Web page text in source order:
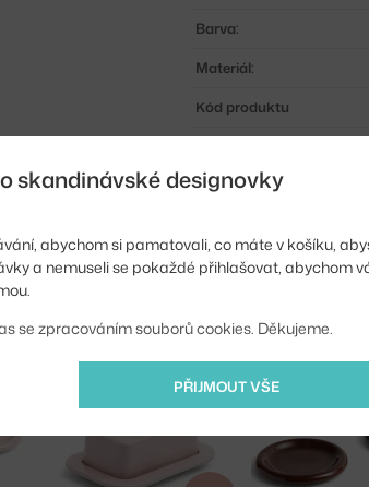
Barva:
Materiál:
Kód produktu
skandinávské designovky
abychom si pamatovali, co máte v košíku,
a nemuseli se pokaždé přihlašovat, abychom
se zpracováním souborů cookies. Děkujeme.
PŘIJMOUT VŠE